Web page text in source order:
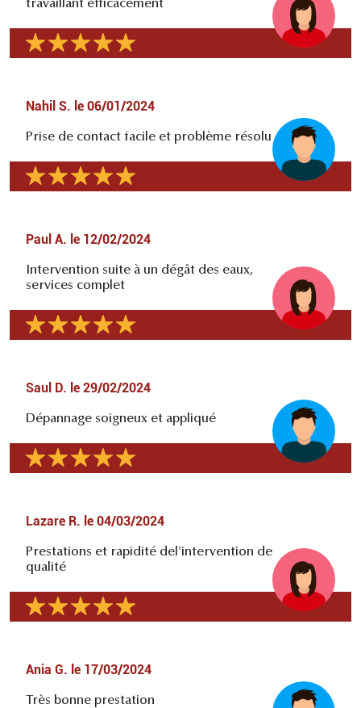
travaillant efficacement
Nahil S. le 06/01/2024
Prise de contact facile et problème résolu
Paul A. le 12/02/2024
Intervention suite à un dégât des eaux,
services complet
Saul D. le 29/02/2024
Dépannage soigneux et appliqué
Lazare R. le 04/03/2024
Prestations et rapidité del'intervention de
qualité
Ania G. le 17/03/2024
Très bonne prestation